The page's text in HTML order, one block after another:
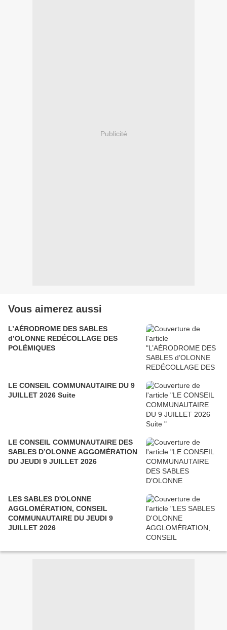
Publicité
Vous aimerez aussi
L’AÉRODROME DES SABLES
d’OLONNE REDÉCOLLAGE DES
POLÉMIQUES
LE CONSEIL COMMUNAUTAIRE DU 9
JUILLET 2026 Suite
LE CONSEIL COMMUNAUTAIRE DES
SABLES D’OLONNE AGGOMÉRATION
DU JEUDI 9 JUILLET 2026
LES SABLES D'OLONNE
AGGLOMÉRATION, CONSEIL
COMMUNAUTAIRE DU JEUDI 9
JUILLET 2026